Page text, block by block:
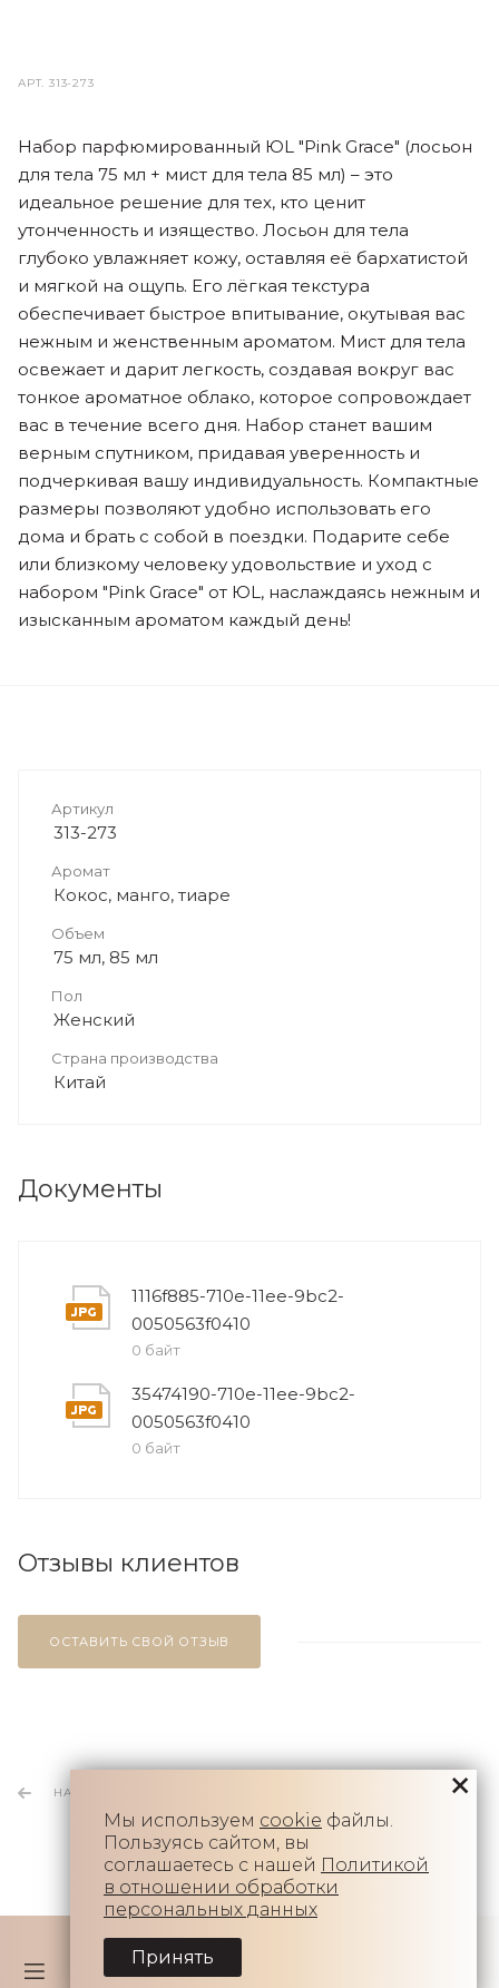
АРТ.313-273
Набор парфюмированный ЮL "Pink Grace" (лосьон
для тела 75 мл + мист для тела 85 мл) – это
идеальное решение для тех, кто ценит
утонченность и изящество. Лосьон для тела
глубоко увлажняет кожу, оставляя её бархатистой
и мягкой на ощупь. Его лёгкая текстура
обеспечивает быстрое впитывание, окутывая вас
нежным и женственным ароматом. Мист для тела
освежает и дарит легкость, создавая вокруг вас
тонкое ароматное облако, которое сопровождает
вас в течение всего дня. Набор станет вашим
верным спутником, придавая уверенность и
подчеркивая вашу индивидуальность. Компактные
размеры позволяют удобно использовать его
дома и брать с собой в поездки. Подарите себе
или близкому человеку удовольствие и уход с
набором "Pink Grace" от ЮL, наслаждаясь нежным и
изысканным ароматом каждый день!
Артикул
313-273
Аромат
Кокос, манго, тиаре
Объем
75 мл, 85 мл
Пол
Женский
Страна производства
Китай
Документы
1116f885-710e-11ee-9bc2-
0050563f0410
0 байт
35474190-710e-11ee-9bc2-
0050563f0410
0 байт
Отзывы клиентов
ОСТАВИТЬ СВОЙ ОТЗЫВ
НАЗАД К СПИСКУ
Мы используем cookie файлы.
Пользуясь сайтом, вы
соглашаетесь с нашей Политикой
в отношении обработки
персональных данных
Принять